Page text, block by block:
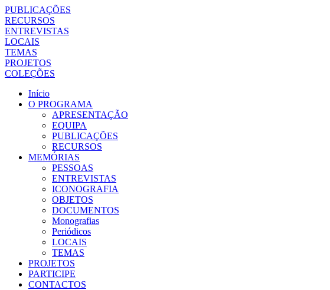
PUBLICAÇÕES
RECURSOS
ENTREVISTAS
LOCAIS
TEMAS
PROJETOS
COLEÇÕES
Início
O PROGRAMA
APRESENTAÇÃO
EQUIPA
PUBLICAÇÕES
RECURSOS
MEMÓRIAS
PESSOAS
ENTREVISTAS
ICONOGRAFIA
OBJETOS
DOCUMENTOS
Monografias
Periódicos
LOCAIS
TEMAS
PROJETOS
PARTICIPE
CONTACTOS